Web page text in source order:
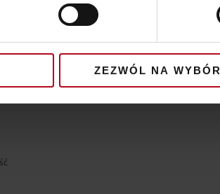
ZEZWÓL NA WYBÓR